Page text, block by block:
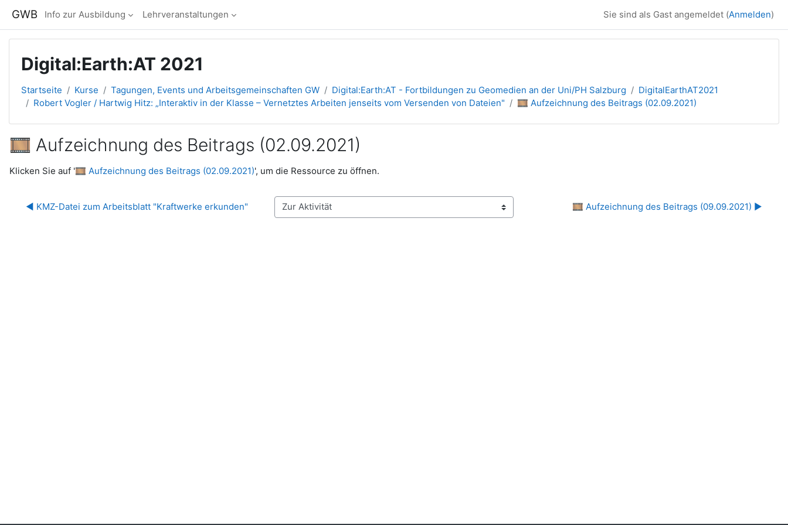
GWB Info zur Ausbildung Lehrveranstaltungen Sie sind als Gast angemeldet (Anmelden)
Digital:Earth:AT 2021
Startseite Kurse Tagungen, Events und Arbeitsgemeinschaften GW Digital:Earth:AT - Fortbildungen zu Geomedien an der Uni/PH Salzburg
DigitalEarthAT2021
Robert Vogler / Hartwig Hitz: „Interaktiv in der Klasse – Vernetztes Arbeiten jenseits vom Versenden von Dateien"
🎞️ Aufzeichnung des Beitrags (02.09.2021)
🎞️ Aufzeichnung des Beitrags (02.09.2021)
Abschlussbedingungen
Klicken Sie auf '🎞️ Aufzeichnung des Beitrags (02.09.2021)', um die Ressource zu öffnen.
◀︎ KMZ-Datei zum Arbeitsblatt "Kraftwerke erkunden" Zur Aktivität 🎞️ Aufzeichnung des Beitrags (09.09.2021) ▶︎